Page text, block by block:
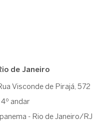
de Janeiro
Visconde de Pirajá, 572
4º andar
Ipanema - Rio de Janeiro/RJ